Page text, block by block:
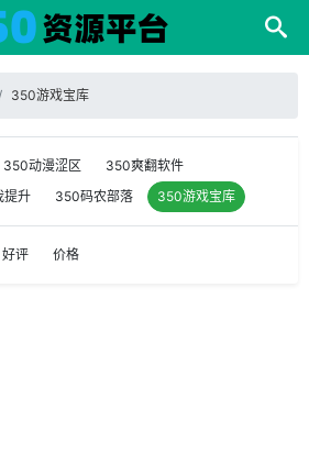
350游戏宝库
350动漫涩区
350爽翻软件
提升 350码农部落 350游戏宝库
好评 价格